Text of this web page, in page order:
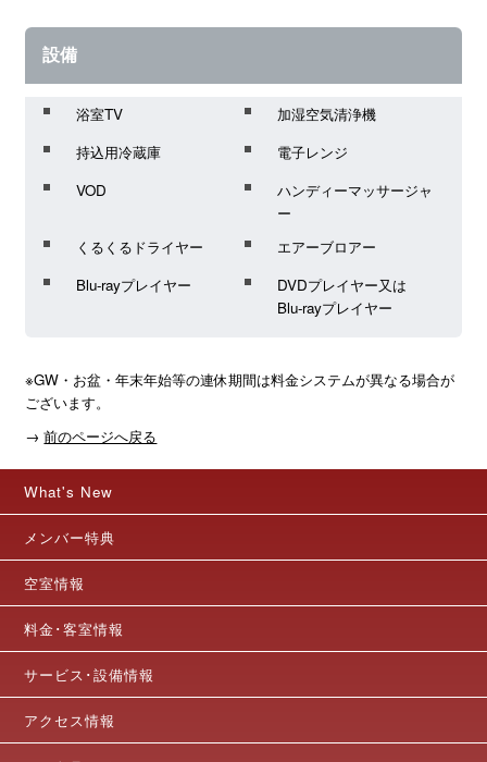
設備
浴室TV
加湿空気清浄機
持込用冷蔵庫
電子レンジ
VOD
ハンディーマッサージャ
ー
くるくるドライヤー
エアーブロアー
Blu-rayプレイヤー
DVDプレイヤー又は
Blu-rayプレイヤー
※GW・お盆・年末年始等の連休期間は料金システムが異なる場合が
ございます。
→ 前のページへ戻る
What's New
メンバー特典
空室情報
料金･客室情報
サービス･設備情報
アクセス情報